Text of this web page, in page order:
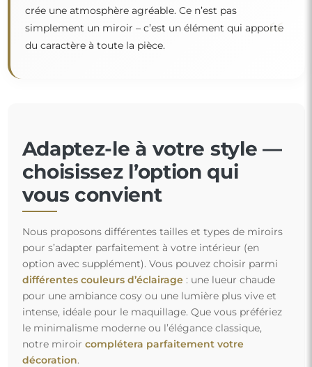
crée une atmosphère agréable. Ce n’est pas
simplement un miroir – c’est un élément qui apporte
du caractère à toute la pièce.
“
Adaptez-le à votre style —
choisissez l’option qui
vous convient
Nous proposons différentes tailles et types de miroirs
pour s’adapter parfaitement à votre intérieur (en
option avec supplément). Vous pouvez choisir parmi
différentes couleurs d’éclairage: une lueur chaude
pour une ambiance cosy ou une lumière plus vive et
intense, idéale pour le maquillage. Que vous préfériez
le minimalisme moderne ou l’élégance classique,
notre miroir complétera parfaitement votre
décoration.